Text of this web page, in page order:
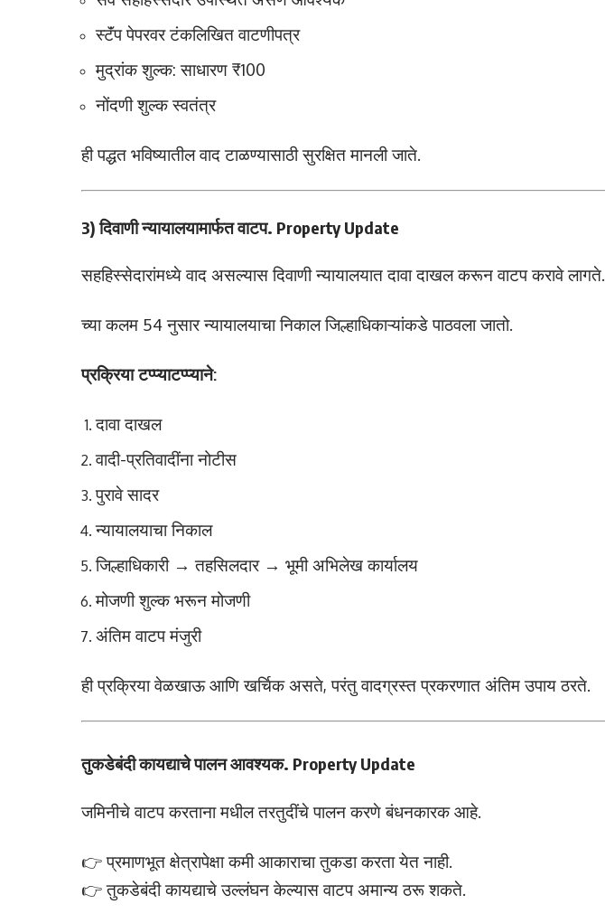
स्टॅंप पेपरवर टंकलिखित वाटणीपत्र
मुद्रांक शुल्क: साधारण ₹100
नोंदणी शुल्क स्वतंत्र
ही पद्धत भविष्यातील वाद टाळण्यासाठी सुरक्षित मानली जाते.
3)दिवाणी न्यायालयामार्फत वाटप. Property Update
सहहिस्सेदारांमध्ये वाद असल्यास दिवाणी न्यायालयात दावा दाखल करून वाटप करावे लागते.
च्या कलम 54 नुसार न्यायालयाचा निकाल जिल्हाधिकाऱ्यांकडे पाठवला जातो.
प्रक्रिया टप्प्याटप्प्याने:
दावा दाखल
वादी-प्रतिवादींना नोटीस
पुरावे सादर
न्यायालयाचा निकाल
जिल्हाधिकारी → तहसिलदार → भूमी अभिलेख कार्यालय
मोजणी शुल्क भरून मोजणी
अंतिम वाटप मंजुरी
ही प्रक्रिया वेळखाऊ आणि खर्चिक असते, परंतु वादग्रस्त प्रकरणात अंतिम उपाय ठरते.
तुकडेबंदी कायद्याचे पालन आवश्यक. Property Update
जमिनीचे वाटप करताना मधील तरतुदींचे पालन करणे बंधनकारक आहे.
👉 प्रमाणभूत क्षेत्रापेक्षा कमी आकाराचा तुकडा करता येत नाही.
👉 तुकडेबंदी कायद्याचे उल्लंघन केल्यास वाटप अमान्य ठरू शकते.